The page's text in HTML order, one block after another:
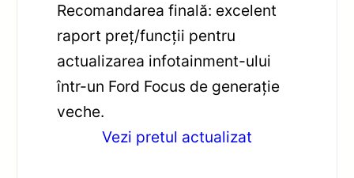
Recomandarea finală: excelent
raport preț/funcții pentru
actualizarea infotainment-ului
într-un Ford Focus de generație
veche.
Vezi pretul actualizat